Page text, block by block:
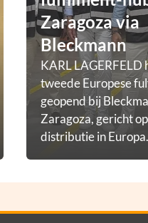
Zaragoza via
Bleckmann
KARL LAGERFELD
tweede Europese
geopend bij
Zaragoza, gericht
distributie in Europa.